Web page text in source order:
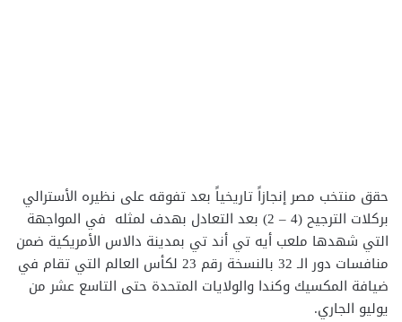
حقق منتخب مصر إنجازاً تاريخياً بعد تفوقه على نظيره الأسترالي
بركلات الترجيح (4 – 2) بعد التعادل بهدف لمثله في المواجهة
التي شهدها ملعب أيه تي أند تي بمدينة دالاس الأمريكية ضمن
منافسات دور الـ 32 بالنسخة رقم 23 لكأس العالم التي تقام في
ضيافة المكسيك وكندا والولايات المتحدة حتى التاسع عشر من
يوليو الجاري.